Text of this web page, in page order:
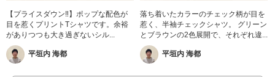
【プライスダウン‼︎】ポップな配色が
目を惹くプリントTシャツです。余裕
がありつつも大き過ぎないシル...
平垣内 海都
落ち着いたカラーのチェック柄が目を
惹く、半袖チェックシャツ。 グリーン
とブラウンの2色展開で、それぞれ違...
平垣内 海都